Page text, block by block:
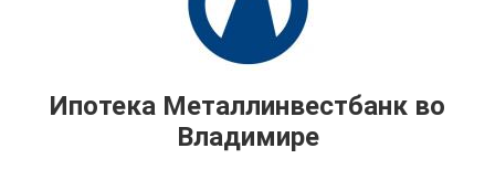
Ипотека Металлинвестбанк во
Владимире